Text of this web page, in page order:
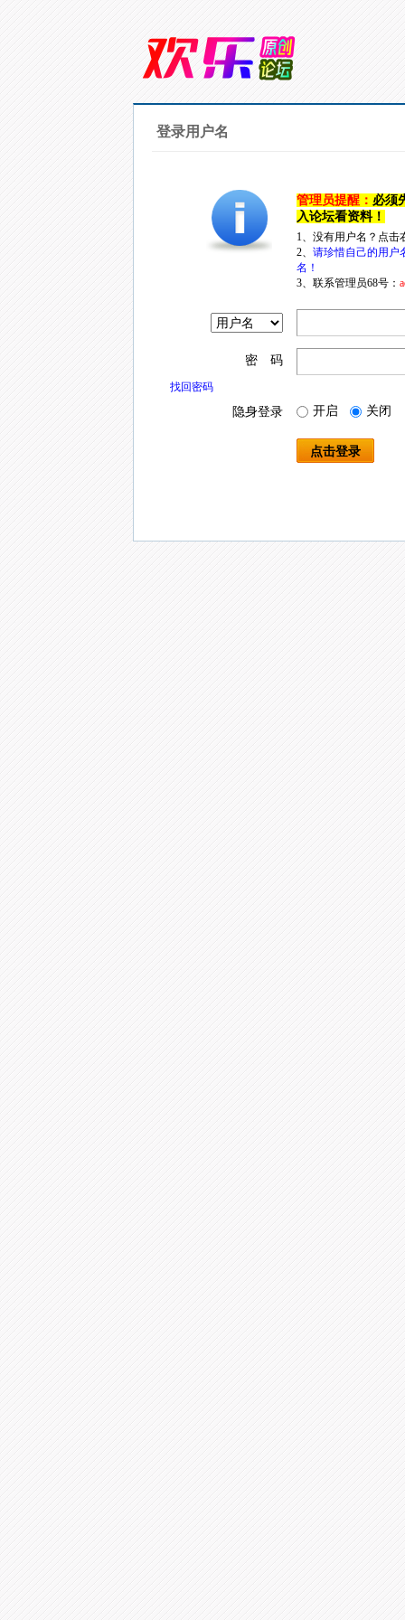
登录用户名
管理员提醒： 必须
入论坛看资料！
1、没有用户名？点
2、 请珍惜自己的用户
名！
3、联系管理员68号：
密 码
找回密码
隐身登录 开启 关闭
点击登录